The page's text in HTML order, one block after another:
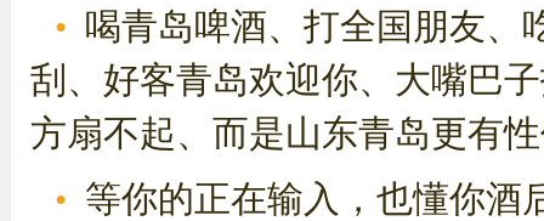
喝青岛啤酒、打全国朋友、
刮、好客青岛欢迎你、大嘴巴
方扇不起、而是山东青岛更有
等你的正在输入，也懂你酒